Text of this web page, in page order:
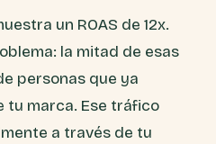
un ROAS de 12x.
la mitad de esas
personas que ya
tu marca. Ese tráfico
a través de tu